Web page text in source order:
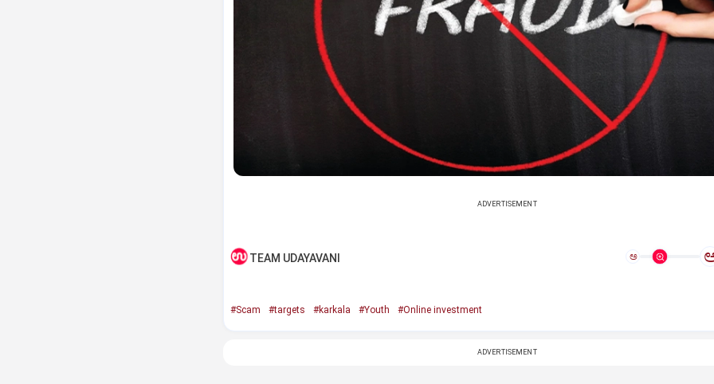
ADVERTISEMENT
TEAM UDAYAVANI ಅ
#Scam #targets #karkala #Youth #Online investment
ADVERTISEMENT